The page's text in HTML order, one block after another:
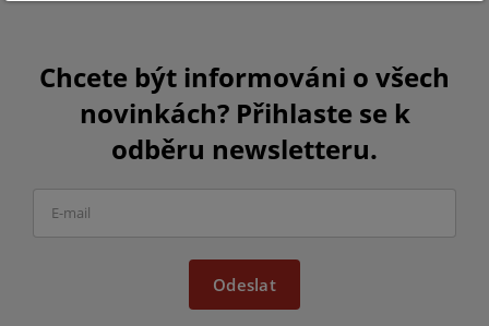
Chcete být informováni o všech
novinkách? Přihlaste se k
odběru newsletteru.
Odeslat